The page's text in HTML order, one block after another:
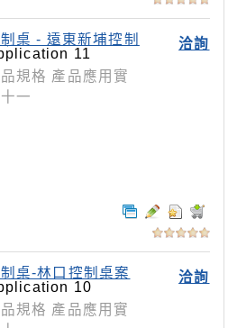
洽詢
桌 - 遠東新埔控制
11
規格 產品應用實
一
洽詢
桌-林口控制桌案
10
規格 產品應用實